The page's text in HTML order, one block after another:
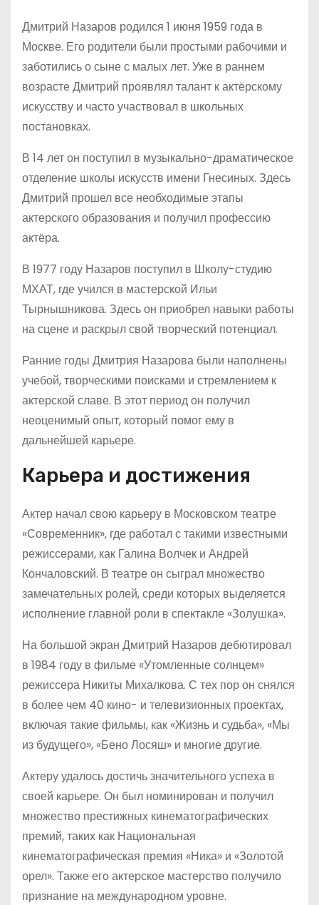
Дмитрий Назаров родился 1 июня 1959 года в
Москве. Его родители были простыми рабочими и
заботились о сыне с малых лет. Уже в раннем
возрасте Дмитрий проявлял талант к актёрскому
искусству и часто участвовал в школьных
постановках.
В 14 лет он поступил в музыкально-драматическое
отделение школы искусств имени Гнесиных. Здесь
Дмитрий прошел все необходимые этапы
актерского образования и получил профессию
актёра.
В 1977 году Назаров поступил в Школу-студию
МХАТ, где учился в мастерской Ильи
Тырнышникова. Здесь он приобрел навыки работы
на сцене и раскрыл свой творческий потенциал.
Ранние годы Дмитрия Назарова были наполнены
учебой, творческими поисками и стремлением к
актерской славе. В этот период он получил
неоценимый опыт, который помог ему в
дальнейшей карьере.
Карьера и достижения
Актер начал свою карьеру в Московском театре
«Современник», где работал с такими известными
режиссерами, как Галина Волчек и Андрей
Кончаловский. В театре он сыграл множество
замечательных ролей, среди которых выделяется
исполнение главной роли в спектакле «Золушка».
На большой экран Дмитрий Назаров дебютировал
в 1984 году в фильме «Утомленные солнцем»
режиссера Никиты Михалкова. С тех пор он снялся
в более чем 40 кино- и телевизионных проектах,
включая такие фильмы, как «Жизнь и судьба», «Мы
из будущего», «Бено Лосяш» и многие другие.
Актеру удалось достичь значительного успеха в
своей карьере. Он был номинирован и получил
множество престижных кинематографических
премий, таких как Национальная
кинематографическая премия «Ника» и «Золотой
орел». Также его актерское мастерство получило
признание на международном уровне.